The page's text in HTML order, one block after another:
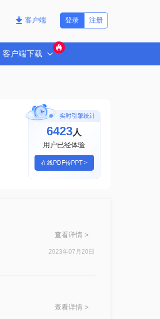
客户端 注册
登录
客户端下载
实时引擎统计
6423人
用户已经体验
在线PDF转PPT >
查看详情 >
2023年07月20日
查看详情 >